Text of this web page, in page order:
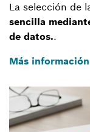
La selección de
sencilla
de datos..
Más información